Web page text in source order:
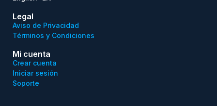
Legal
Aviso de Privacidad
Términos y Condiciones
Mi cuenta
Crear cuenta
Iniciar sesión
Soporte